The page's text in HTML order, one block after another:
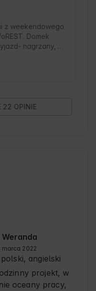
z weekendowego
Domek
nagrzany,
i pomocna.
22 OPINIE
marca 2022
polski, angielski
projekt, w
oceany pracy,